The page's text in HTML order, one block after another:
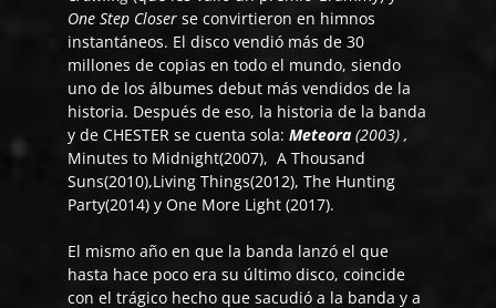
One Step Closer se convirtieron en himnos
instantáneos. El disco vendió más de 30
millones de copias en todo el mundo, siendo
uno de los álbumes debut más vendidos de la
historia. Después de eso, la historia de la banda
y de CHESTER se cuenta sola:Meteora (2003) ,
Minutes to Midnight(2007), A Thousand
Suns(2010),Living Things(2012),The Hunting
Party(2014) yOne More Light (2017).
El mismo año en que la banda lanzó el que
hasta hace poco era su último disco, coincide
con el trágico hecho que sacudió a la banda y a